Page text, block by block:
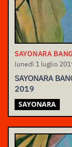
SAYONARA
lunedì 1 luglio
SAYONARA
2019
SAYONARA